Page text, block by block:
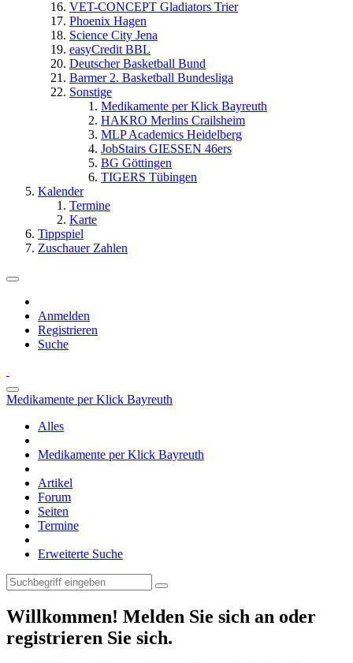
VET-CONCEPT Gladiators Trier
Phoenix Hagen
Science City Jena
easyCredit BBL
Deutscher Basketball Bund
Barmer 2. Basketball Bundesliga
Sonstige
Medikamente per Klick Bayreuth
HAKRO Merlins Crailsheim
MLP Academics Heidelberg
JobStairs GIESSEN 46ers
BG Göttingen
TIGERS Tübingen
Kalender
Termine
Karte
Tippspiel
Zuschauer Zahlen
Anmelden
Registrieren
Suche
Medikamente per Klick Bayreuth
Alles
Medikamente per Klick Bayreuth
Artikel
Forum
Seiten
Termine
Erweiterte Suche
Willkommen! Melden Sie sich an oder
registrieren Sie sich.